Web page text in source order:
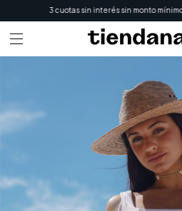
3 cuotas sin interés sin monto mínimo